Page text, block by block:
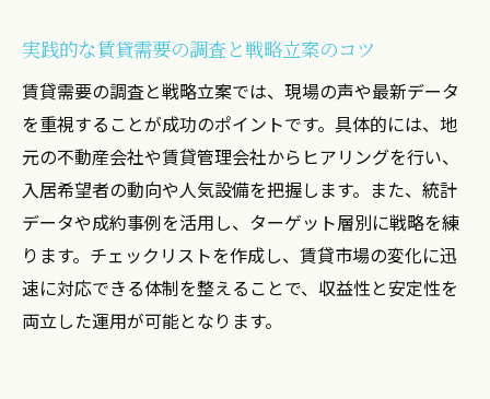
実践的な賃貸需要の調査と戦略立案のコツ
賃貸需要の調査と戦略立案では、現場の声や最新データ
を重視することが成功のポイントです。具体的には、地
元の不動産会社や賃貸管理会社からヒアリングを行い、
入居希望者の動向や人気設備を把握します。また、統計
データや成約事例を活用し、ターゲット層別に戦略を練
ります。チェックリストを作成し、賃貸市場の変化に迅
速に対応できる体制を整えることで、収益性と安定性を
両立した運用が可能となります。